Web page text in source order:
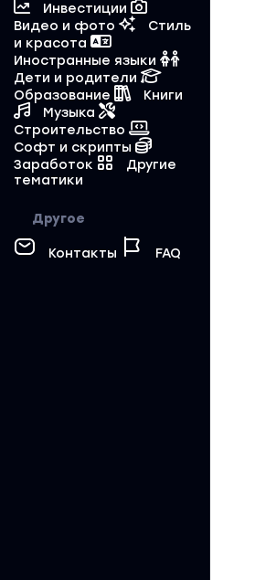
Инвестиции
Видео и фото
Стиль
и красота
Иностранные языки
Дети и родители
Образование
Книги
Музыка
Строительство
Софт и скрипты
Заработок
Другие
тематики
Другое
Контакты FAQ